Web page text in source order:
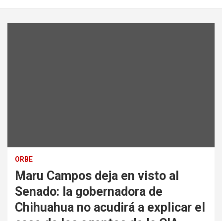
ORBE
Maru Campos deja en visto al
Senado: la gobernadora de
Chihuahua no acudirá a explicar el